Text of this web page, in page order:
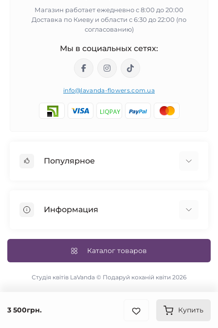
3 500грн. Купить
Магазин работает ежедневно с 8:00 до 20:00
Доставка по Киеву и области с 6:30 до 22:00 (по
согласованию)
Мы в социальных сетях:
info@lavanda-flowers.com.ua
Популярное
14 февраля
Синие розы
Свадебный букет
Информация
Доставка и оплата
Условия соглашения
Связаться с нами
Каталог товаров
Студія квітів LaVanda © Подаруй коханій квіти 2026